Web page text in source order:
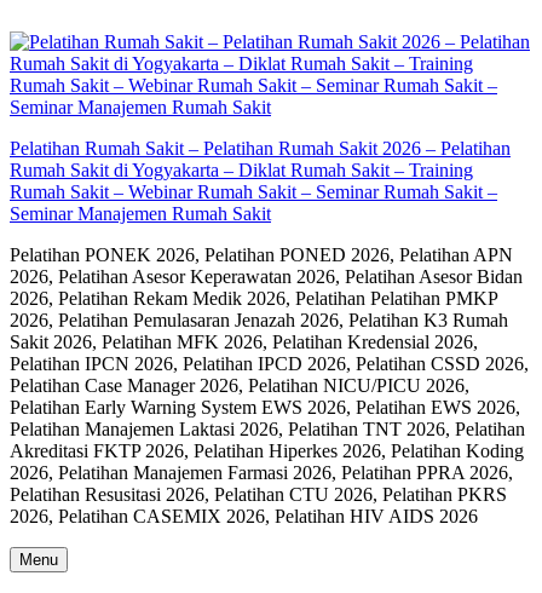
to
content
Pelatihan Rumah Sakit – Pelatihan Rumah Sakit 2026 – Pelatihan
Rumah Sakit di Yogyakarta – Diklat Rumah Sakit – Training
Rumah Sakit – Webinar Rumah Sakit – Seminar Rumah Sakit –
Seminar Manajemen Rumah Sakit
Pelatihan PONEK 2026, Pelatihan PONED 2026, Pelatihan APN
2026, Pelatihan Asesor Keperawatan 2026, Pelatihan Asesor Bidan
2026, Pelatihan Rekam Medik 2026, Pelatihan Pelatihan PMKP
2026, Pelatihan Pemulasaran Jenazah 2026, Pelatihan K3 Rumah
Sakit 2026, Pelatihan MFK 2026, Pelatihan Kredensial 2026,
Pelatihan IPCN 2026, Pelatihan IPCD 2026, Pelatihan CSSD 2026,
Pelatihan Case Manager 2026, Pelatihan NICU/PICU 2026,
Pelatihan Early Warning System EWS 2026, Pelatihan EWS 2026,
Pelatihan Manajemen Laktasi 2026, Pelatihan TNT 2026, Pelatihan
Akreditasi FKTP 2026, Pelatihan Hiperkes 2026, Pelatihan Koding
2026, Pelatihan Manajemen Farmasi 2026, Pelatihan PPRA 2026,
Pelatihan Resusitasi 2026, Pelatihan CTU 2026, Pelatihan PKRS
2026, Pelatihan CASEMIX 2026, Pelatihan HIV AIDS 2026
Menu